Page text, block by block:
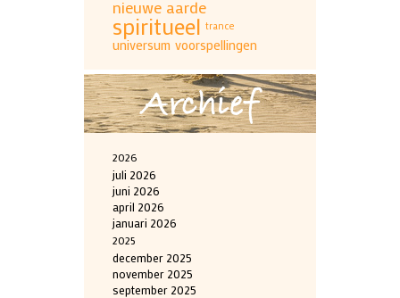
nieuwe aarde
spiritueel trance
universum voorspellingen
Archief
2026
juli 2026
juni 2026
april 2026
januari 2026
2025
december 2025
november 2025
september 2025